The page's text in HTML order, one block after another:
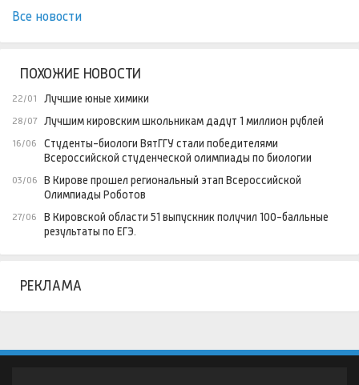
Все новости
ПОХОЖИЕ НОВОСТИ
22/01 Лучшие юные химики
28/07 Лучшим кировским школьникам дадут 1 миллион рублей
16/06
Студенты-биологи ВятГГУ стали победителями
Всероссийской студенческой олимпиады по биологии
03/06
В Кирове прошел региональный этап Всероссийской
Олимпиады Роботов
27/06
В Кировской области 51 выпускник получил 100-балльные
результаты по ЕГЭ.
РЕКЛАМА